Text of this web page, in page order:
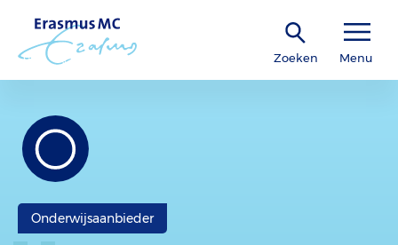
Zoeken Menu
Onderwijsaanbieder